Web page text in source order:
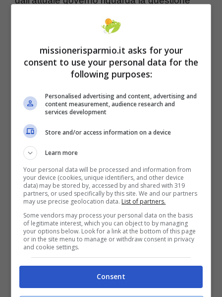
cessione dei crediti
istituti di credito, infatti, hanno velocemente
raggiunto lacapienza fiscale, provocando
un blocco delle cessioni.
missionerisparmio.it asks for your
consent to use your personal data for the
following purposes:
Personalised advertising and content, advertising and
content measurement, audience research and
services development
Store and/or access information on a device
Learn more
Your personal data will be processed and information from
your device (cookies, unique identifiers, and other device
data) may be stored by, accessed by and shared with 319
partners, or used specifically by this site. We and our partners
may use precise geolocation data. List of partners.
Some vendors may process your personal data on the basis
of legitimate interest, which you can object to by managing
your options below. Look for a link at the bottom of this page
or in the site menu to manage or withdraw consent in privacy
and cookie settings.
Consent